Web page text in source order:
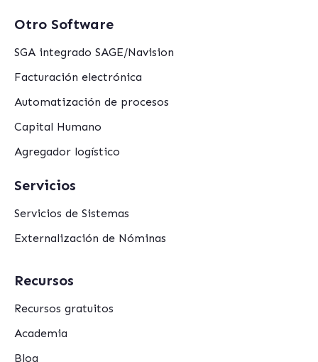
Otro Software
SGA integrado SAGE/Navision
Facturación electrónica
Automatización de procesos
Capital Humano
Agregador logístico
Servicios
Servicios de Sistemas
Externalización de Nóminas
Recursos
Recursos gratuitos
Academia
Blog